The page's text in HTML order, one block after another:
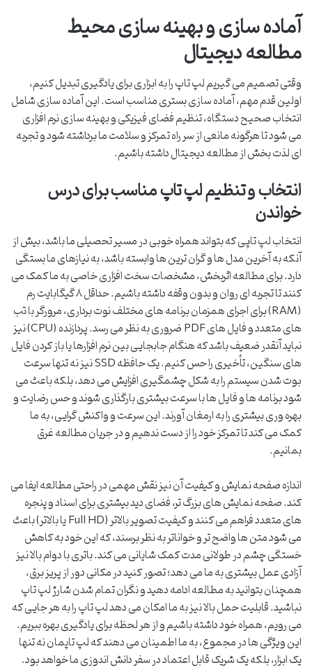
آماده سازی و بهینه سازی محیط
مطالعه دیجیتال
وقتی تصمیم می گیریم لپ تاپ را به ابزاری برای یادگیری تبدیل کنیم،
اولین قدم مهم، آماده سازی بستری مناسب است. این آماده سازی شامل
انتخاب صحیح دستگاه، تنظیم فضای فیزیکی و بهینه سازی نرم افزاری
می شود تا هرگونه مانعی از سر راه تمرکز و سلامت ما برداشته شود و تجربه
ای لذت بخش از مطالعه دیجیتال داشته باشیم.
انتخاب و تنظیم لپ تاپ مناسب برای درس
خواندن
انتخاب لپ تاپی که بتواند همراه خوبی در مسیر تحصیلی ما باشد، بیش از
آنکه به آخرین مدل ها و گران ترین ها وابسته باشد، به نیازهای ما بستگی
دارد. برای مطالعه اثربخش، مشخصات سخت افزاری خاصی به ما کمک می
کنند تا تجربه ای روان و بدون وقفه داشته باشیم. حداقل ۸ گیگابایت رم
(RAM) برای اجرای همزمان برنامه های مختلف نوت برداری، مرورگر با تب
های متعدد و فایل های PDF ضروری به نظر می رسد. پردازنده (CPU) نیز
نباید آنقدر ضعیف باشد که هنگام جابجایی بین نرم افزارها یا باز کردن فایل
های سنگین، تأخیری را حس کنیم. یک حافظه SSD نیز نه تنها سرعت
بوت شدن سیستم را به شکل چشمگیری افزایش می دهد، بلکه باعث می
شود برنامه ها و فایل ها با سرعت بیشتری بارگذاری شوند و حس رضایت و
بهره وری بیشتری را به ارمغان آورند. این سرعت و واکنش گرایی، به ما
کمک می کند تا تمرکز خود را از دست ندهیم و در جریان مطالعه غرق
بمانیم.
اندازه صفحه نمایش و کیفیت آن نیز نقش مهمی در راحتی مطالعه ایفا می
کند. صفحه نمایش های بزرگ تر، فضای دید بیشتری برای اسناد و پنجره
های متعدد فراهم می کنند و کیفیت تصویر بالاتر (Full HD یا بالاتر) باعث
می شود متن ها واضح تر و خواناتر به نظر برسند، که این خود به کاهش
خستگی چشم در طولانی مدت کمک شایانی می کند. باتری با دوام بالا نیز
آزادی عمل بیشتری به ما می دهد؛ تصور کنید در مکانی دور از پریز برق،
همچنان بتوانید به مطالعه ادامه دهید و نگران تمام شدن شارژ لپ تاپ
نباشید. قابلیت حمل بالا نیز به ما امکان می دهد لپ تاپ را به هر جایی که
می رویم، همراه خود داشته باشیم و از هر لحظه برای یادگیری بهره ببریم.
این ویژگی ها در مجموع، به ما اطمینان می دهند که لپ تاپمان نه تنها
یک ابزار، بلکه یک شریک قابل اعتماد در سفر دانش اندوزی ما خواهد بود.